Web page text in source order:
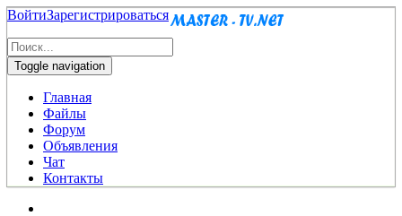
ВойтиЗарегистрироваться
Toggle navigation
Главная
Файлы
Форум
Объявления
Чат
Контакты